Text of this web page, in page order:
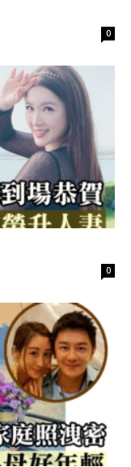
0
0